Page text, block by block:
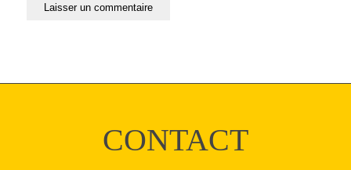
CONTACT